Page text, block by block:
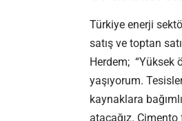
Türkiye enerji
satış ve toptan
Herdem; “Yüksek
yaşıyorum.
kaynaklara
atacağız.